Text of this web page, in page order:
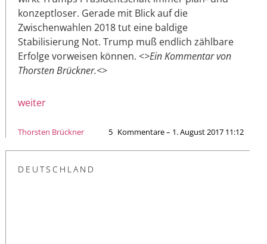
konzeptloser. Gerade mit Blick auf die
Zwischenwahlen 2018 tut eine baldige
Stabilisierung Not. Trump muß endlich zählbare
Erfolge vorweisen können. <>Ein Kommentar von
Thorsten Brückner.<>
weiter
Thorsten Brückner 5 Kommentare – 1. August 2017 11:12
DEUTSCHLAND